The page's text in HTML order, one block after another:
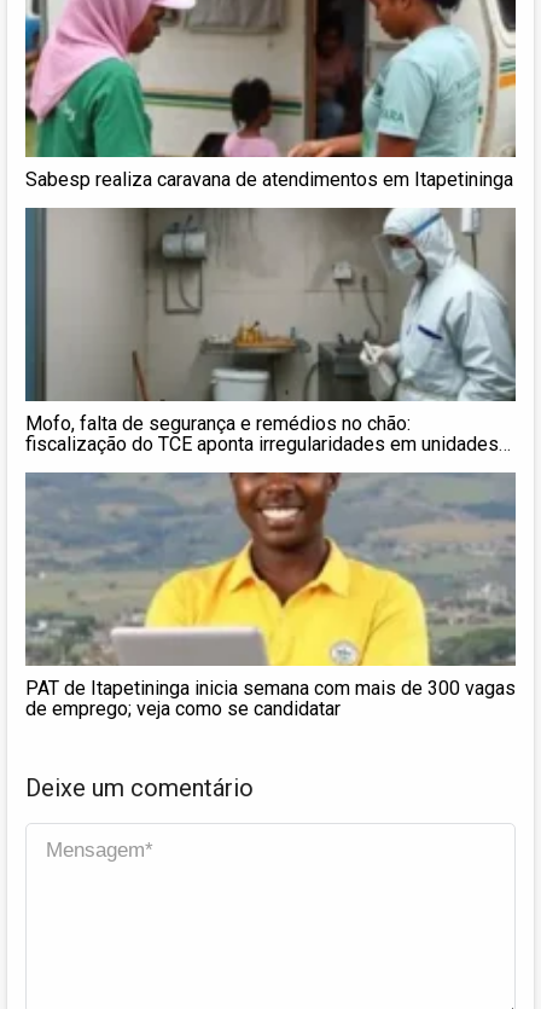
Sabesp realiza caravana de atendimentos em Itapetininga
Mofo, falta de segurança e remédios no chão:
fiscalização do TCE aponta irregularidades em unidades
PAT de Itapetininga inicia semana com mais de 300 vagas
de emprego; veja como se candidatar
Deixe um comentário